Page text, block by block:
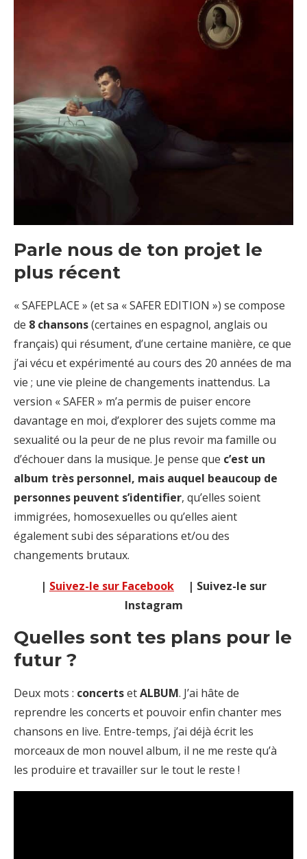
Parle nous de ton projet le
plus récent
« SAFEPLACE » (et sa « SAFER EDITION ») se compose
de 8 chansons(certaines en espagnol, anglais ou
français) qui résument, d’une certaine manière, ce que
j’ai vécu et expérimenté au cours des 20 années de ma
vie ; une vie pleine de changements inattendus. La
version « SAFER » m’a permis de puiser encore
davantage en moi, d’explorer des sujets comme ma
sexualité ou la peur de ne plus revoir ma famille ou
d’échouer dans la musique. Je pense que c’est un
album très personnel, mais auquel beaucoup de
personnes peuvent s’identifier, qu’elles soient
immigrées, homosexuelles ou qu’elles aient
également subi des séparations et/ou des
changements brutaux.
| Suivez-le sur Facebook | Suivez-le sur
Instagram
Quelles sont tes plans pour le
futur ?
Deux mots : concertsetALBUM. J’ai hâte de
reprendre les concerts et pouvoir enfin chanter mes
chansons en live. Entre-temps, j’ai déjà écrit les
morceaux de mon nouvel album, il ne me reste qu’à
les produire et travailler sur le tout le reste !